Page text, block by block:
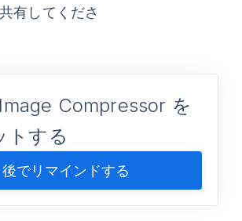
有してくださ
Compressor を
トする
後でリマインドする